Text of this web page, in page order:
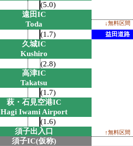
(5.0)
遠田IC
Toda
↓無料区間
(1.7) 益田道路
久城IC
Kushiro
(2.8)
高津IC
Takatsu
(1.7)
萩・石見空港IC
Hagi Iwami Airport
(1.6)
須子出入口
↑無料区間
須子IC(仮称)